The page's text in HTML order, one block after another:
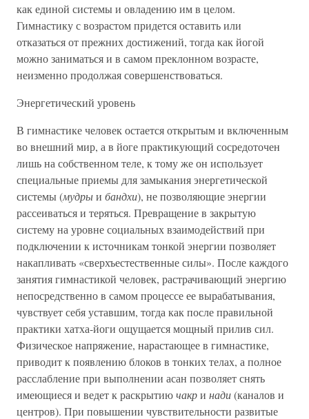
как единой системы и овладению им в целом.
Гимнастику с возрастом придется оставить или
отказаться от прежних достижений, тогда как йогой
можно заниматься и в самом преклонном возрасте,
неизменно продолжая совершенствоваться.
Энергетический уровень
В гимнастике человек остается открытым и включенным
во внешний мир, а в йоге практикующий сосредоточен
лишь на собственном теле, к тому же он использует
специальные приемы для замыкания энергетической
системы (мудрыи бандхи), не позволяющие энергии
рассеиваться и теряться. Превращение в закрытую
систему на уровне социальных взаимодействий при
подключении к источникам тонкой энергии позволяет
накапливать «сверхъестественные силы». После каждого
занятия гимнастикой человек, растрачивающий энергию
непосредственно в самом процессе ее вырабатывания,
чувствует себя уставшим, тогда как после правильной
практики хатха-йоги ощущается мощный прилив сил.
Физическое напряжение, нарастающее в гимнастике,
приводит к появлению блоков в тонких телах, а полное
расслабление при выполнении асан позволяет снять
имеющиеся и ведет к раскрытиючакри нади(каналов и
центров). При повышении чувствительности развитые